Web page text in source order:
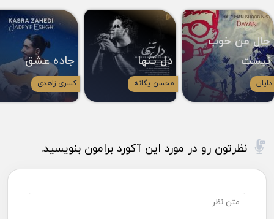
حال من خوب
نیست
دایان
دل تنها
محسن یگانه
جاده عشق
کسری زاهدی
نظرتون رو در مورد این آکورد برامون بنویسید.